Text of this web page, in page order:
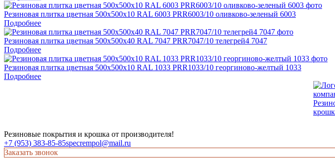
Резиновая плитка цветная 500х500х10 RAL 6003 PRR6003/10 оливково-зеленый 6003
Подробнее
Резиновая плитка цветная 500х500х40 RAL 7047 PRR7047/10 телегрей4 7047
Подробнее
Резиновая плитка цветная 500х500х10 RAL 1033 PRR1033/10 георгиново-желтый 1033
Подробнее
Резиновые покрытия и крошка от производителя!
+7 (953) 383-85-85specrempol@mail.ru
Заказать звонок